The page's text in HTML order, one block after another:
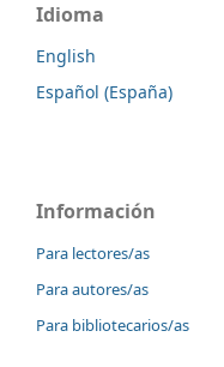
Idioma
English
Español (España)
Información
Para lectores/as
Para autores/as
Para bibliotecarios/as